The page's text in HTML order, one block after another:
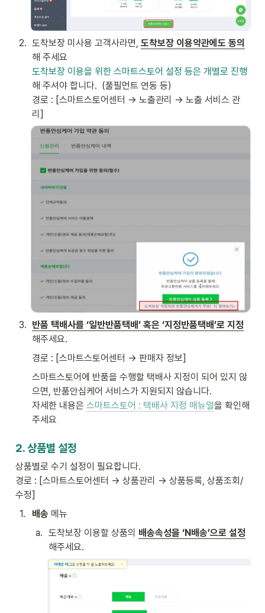
2. 도착보장 미사용 고객사라면, 도착보장 이용약관에도 동의
도착보장 이용을 위한 스마트스토어 설정 등은 개별로 진행
해 주셔야 합니다.  (풀필먼트 연동 등)
경로 : [스마트스토어센터 → 노출관리 → 노출 서비스 관
리]
3. 반품 택배사를 ‘일반반품택배’ 혹은 ‘지정반품택배’로 지정
해주세요.
경로 : [스마트스토어센터 → 판매자 정보]
스마트스토어에 반품을 수행할 택배사 지정이 되어 있지 않
으면, 반품안심케어 서비스가 지원되지 않습니다.
자세한 내용은 스마트스토어 : 택배사 지정 매뉴얼을 확인해
주세요
2. 상품별 설정
상품별로 수기 설정이 필요합니다.
경로 : [스마트스토어센터 → 상품관리 → 상품등록, 상품조회/
수정]
1. 배송 메뉴
a. 도착보장 이용할 상품의 배송속성을 ‘N배송’으로 설정
해주세요.